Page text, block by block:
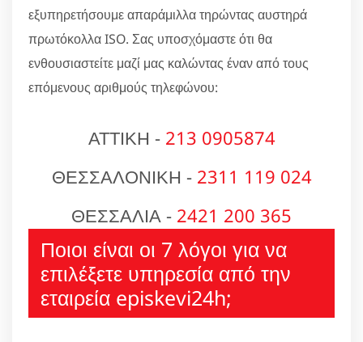
εξυπηρετήσουμε απαράμιλλα τηρώντας αυστηρά
πρωτόκολλα ISO. Σας υποσχόμαστε ότι θα
ενθουσιαστείτε μαζί μας καλώντας έναν από τους
επόμενους αριθμούς τηλεφώνου:
ΑΤΤΙΚΗ - 213 0905874
ΘΕΣΣΑΛΟΝΙΚΗ - 2311 119 024
ΘΕΣΣΑΛΙΑ - 2421 200 365
Ποιοι είναι οι 7 λόγοι για να
επιλέξετε υπηρεσία από την
εταιρεία episkevi24h;